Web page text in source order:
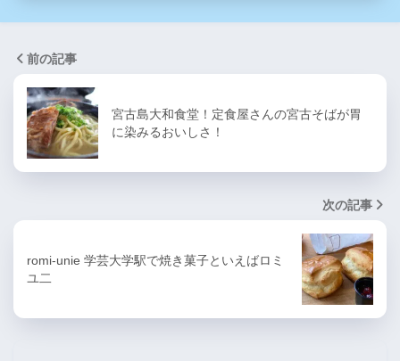
前の記事
宮古島大和食堂！定食屋さんの宮古そばが胃
に染みるおいしさ！
次の記事
romi-unie 学芸大学駅で焼き菓子といえばロミ
ユ二